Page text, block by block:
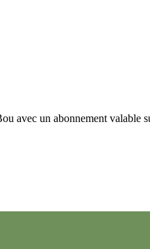
avec un abonnement valable